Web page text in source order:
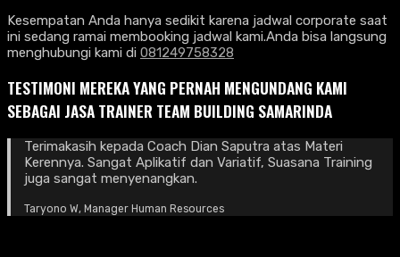
Kesempatan Anda hanya sedikit karena jadwal corporate saat
ini sedang ramai membooking jadwal kami.Anda bisa langsung
menghubungi kami di 081249758328
TESTIMONI MEREKA YANG PERNAH MENGUNDANG KAMI
SEBAGAI JASA TRAINER TEAM BUILDING SAMARINDA
Terimakasih kepada Coach Dian Saputra atas Materi
Kerennya. Sangat Aplikatif dan Variatif, Suasana Training
juga sangat menyenangkan.
Taryono W, Manager Human Resources